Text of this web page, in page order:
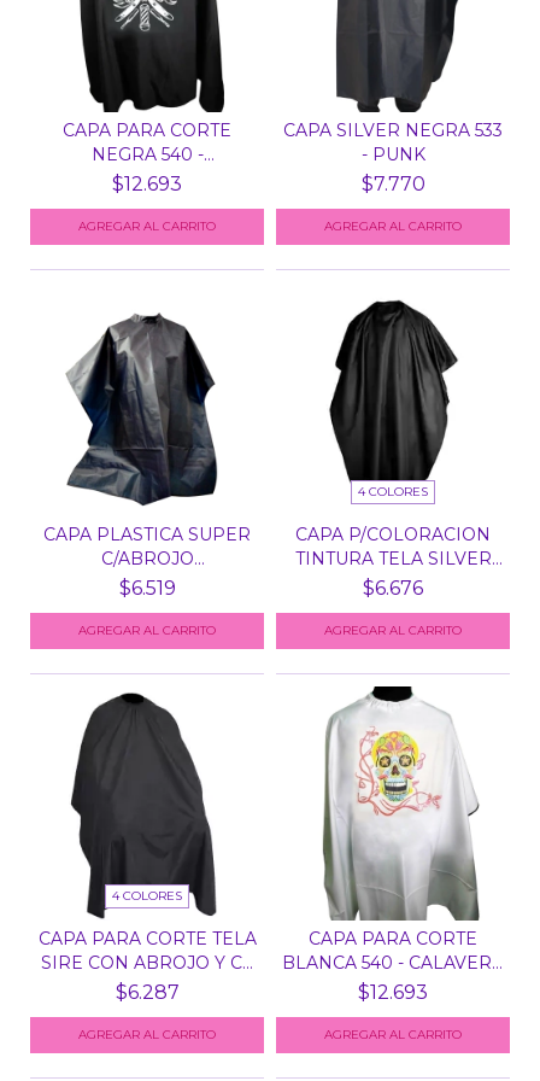
CAPA PARA CORTE
NEGRA 540 -
GENTLEMAN
$12.693
CAPA SILVER NEGRA 533
- PUNK
$7.770
CAPA PLASTICA SUPER
C/ABROJO
P/COLORACIO...
$6.519
4 COLORES
CAPA P/COLORACION
TINTURA TELA SILVER
IM...
$6.676
AGREGAR AL CARRITO
4 COLORES
CAPA PARA CORTE TELA
SIRE CON ABROJO Y C...
$6.287
AGREGAR AL CARRITO
CAPA PARA CORTE
BLANCA 540 - CALAVERA
ME...
$12.693